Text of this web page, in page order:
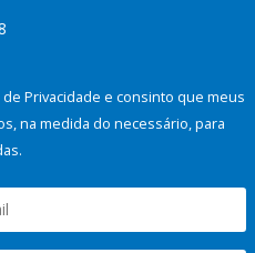
Privacidade e consinto que meus
na medida do necessário, para